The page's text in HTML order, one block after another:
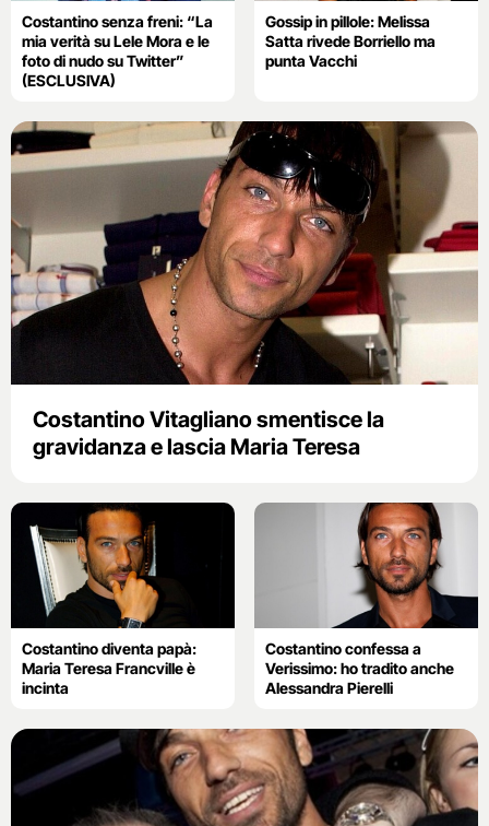
Costantino senza freni: “La
mia verità su Lele Mora e le
foto di nudo su Twitter”
(ESCLUSIVA)
Gossip in pillole: Melissa
Satta rivede Borriello ma
punta Vacchi
Costantino Vitagliano smentisce la
gravidanza e lascia Maria Teresa
Costantino diventa papà:
Maria Teresa Francville è
incinta
Costantino confessa a
Verissimo: ho tradito anche
Alessandra Pierelli